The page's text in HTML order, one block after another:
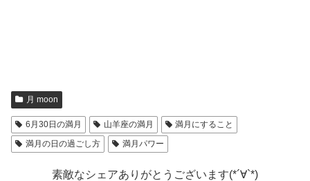
月 moon
6月30日の満月 山羊座の満月
満月にすること
満月の日の過ごし方
満月パワー
素敵なシェアありがとうございます(*´∀`*)